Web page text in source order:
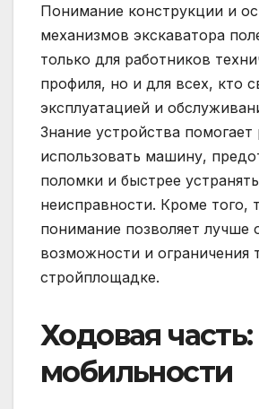
Понимание конструкции и
механизмов экскаватора
только для работников
профиля, но и для всех, кто
эксплуатацией и
Знание устройства
использовать машину,
поломки и быстрее устранять
неисправности. Кроме того,
понимание позволяет лучше
возможности и ограничения
стройплощадке.
Ходовая
мобильности